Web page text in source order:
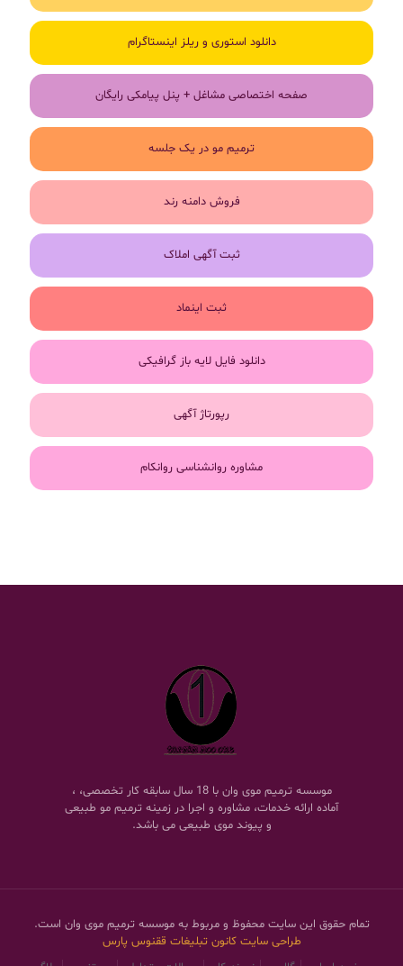
دانلود استوری و ریلز اینستاگرام
صفحه اختصاصی مشاغل + پنل پیامکی رایگان
ترمیم مو در یک جلسه
فروش دامنه رند
ثبت آگهی املاک
ثبت اینماد
دانلود فایل لایه باز گرافیکی
رپورتاژ آگهی
مشاوره روانشناسی روانکام
موسسه ترمیم موی وان با 18 سال سابقه کار تخصصی، ،
آماده ارائه خدمات، مشاوره و اجرا در زمینه ترمیم مو طبیعی
و پیوند موی طبیعی می باشد.
تمام حقوق این سایت محفوظ و مربوط به موسسه ترمیم موی وان است.
طراحی سایت کانون تبلیغات ققنوس پارس